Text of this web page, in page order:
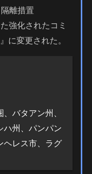
離措置
強化されたコミ
に変更された。
バタアン州、
ハ州、パンパン
ヘレス市、ラグ